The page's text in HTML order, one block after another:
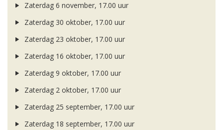
Zaterdag 6 november, 17.00 uur
Zaterdag 30 oktober, 17.00 uur
Zaterdag 23 oktober, 17.00 uur
Zaterdag 16 oktober, 17.00 uur
Zaterdag 9 oktober, 17.00 uur
Zaterdag 2 oktober, 17.00 uur
Zaterdag 25 september, 17.00 uur
Zaterdag 18 september, 17.00 uur